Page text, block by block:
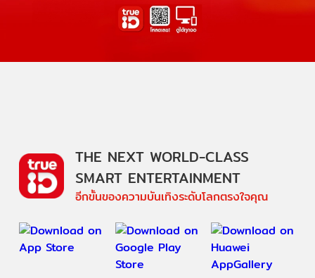
THE NEXT WORLD-CLASS
SMART ENTERTAINMENT
อีกขั้นของความบันเทิงระดับโลกตรงใจคุณ